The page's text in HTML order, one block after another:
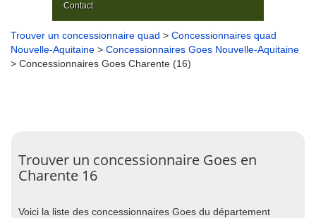
Contact
Trouver un concessionnaire quad > Concessionnaires quad
Nouvelle-Aquitaine > Concessionnaires Goes Nouvelle-Aquitaine
> Concessionnaires Goes Charente (16)
Trouver un concessionnaire Goes en
Charente 16
Voici la liste des concessionnaires Goes du département